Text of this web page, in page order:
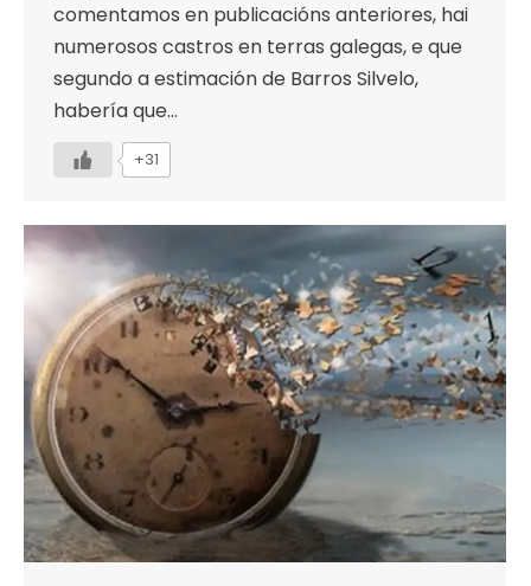
comentamos en publicacións anteriores, hai
numerosos castros en terras galegas, e que
segundo a estimación de Barros Silvelo,
habería que…
+31